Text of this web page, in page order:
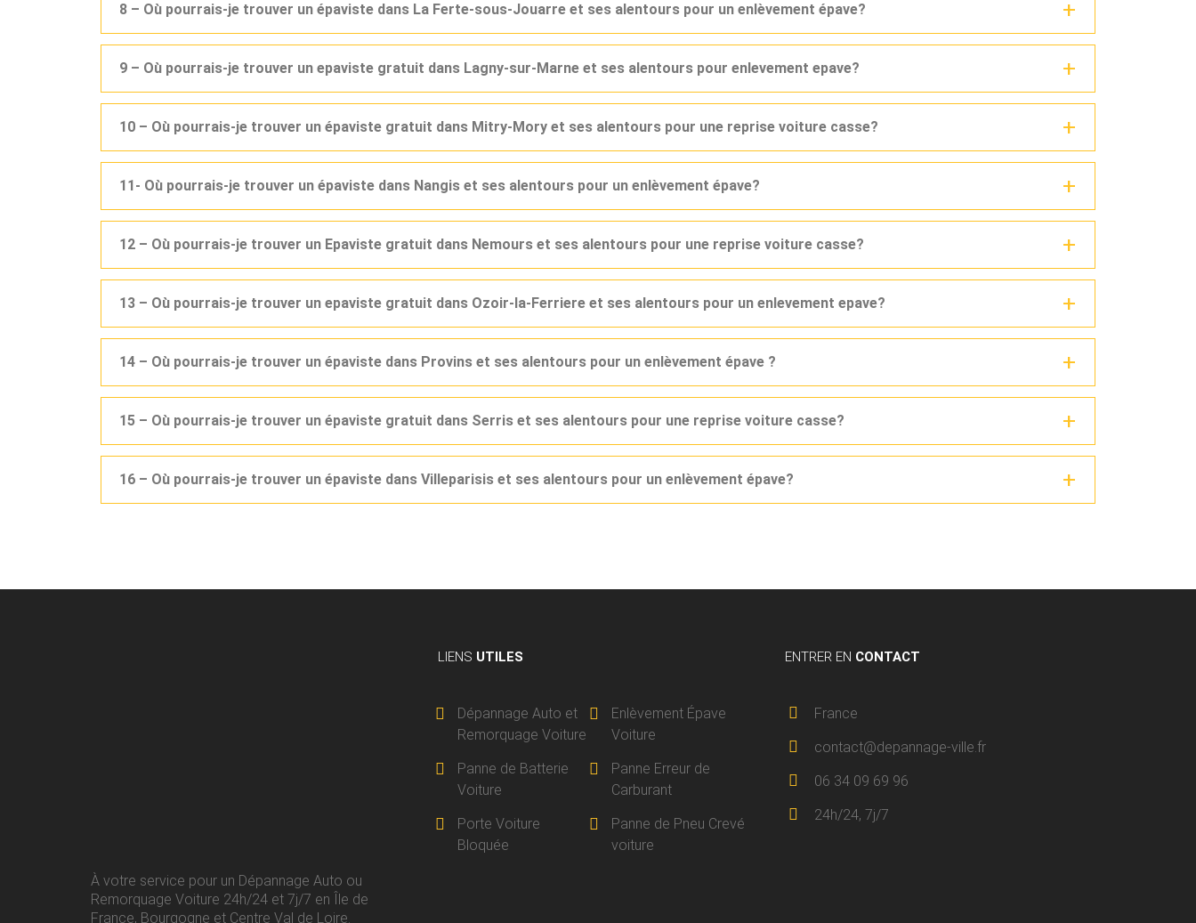
8 – Où pourrais-je trouver un épaviste dans La Ferte-sous-Jouarre et ses alentours pour un enlèvement épave?
9 – Où pourrais-je trouver un epaviste gratuit dans Lagny-sur-Marne et ses alentours pour enlevement epave?
10 – Où pourrais-je trouver un épaviste gratuit dans Mitry-Mory et ses alentours pour une reprise voiture casse?
11- Où pourrais-je trouver un épaviste dans Nangis et ses alentours pour un enlèvement épave?
12 – Où pourrais-je trouver un Epaviste gratuit dans Nemours et ses alentours pour une reprise voiture casse?
13 – Où pourrais-je trouver un epaviste gratuit dans Ozoir-la-Ferriere et ses alentours pour un enlevement epave?
14 – Où pourrais-je trouver un épaviste dans Provins et ses alentours pour un enlèvement épave ?
15 – Où pourrais-je trouver un épaviste gratuit dans Serris et ses alentours pour une reprise voiture casse?
16 – Où pourrais-je trouver un épaviste dans Villeparisis et ses alentours pour un enlèvement épave?
À votre service pour un Dépannage Auto ou
Remorquage Voiture 24h/24 et 7j/7 en Île de
France, Bourgogne et Centre Val de Loire.
LIENS UTILES
Dépannage Auto et
Remorquage Voiture
Enlèvement Épave
Voiture
Panne de Batterie
Voiture
Panne Erreur de
Carburant
Porte Voiture
Bloquée
Panne de Pneu Crevé
voiture
ENTRER EN CONTACT
France
contact@depannage-ville.fr
06 34 09 69 96
24h/24, 7j/7